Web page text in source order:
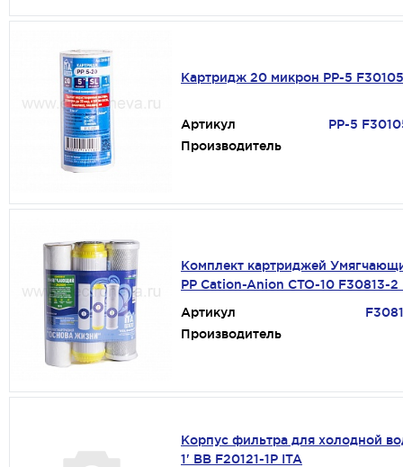
Картридж 20 микрон PP-5
Артикул
PP-5
Производитель
Комплект картриджей
PP Cation-Anion CTO-10 F30813-2
Артикул
Производитель
Корпус фильтра для холодной
1' ВВ F20121-1P ITA